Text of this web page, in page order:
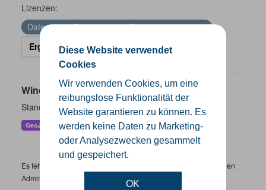
Diese Website verwendet
Cookies
Wir verwenden Cookies, um eine
reibungslose Funktionalität der
Website garantieren zu können. Es
werden keine Daten zu Marketing-
oder Analysezwecken gesammelt
und gespeichert.
OK
Lizenzen:
Datenlizenz Deutschland – Zero – Version 2.0
Ergebnisse filtern
Windenergieanlagen
Standorte der Windenergieanlagen im Kreis Gütersloh
GeoJSON KML SHP
Es fehlen spezifische Datensätze? Wenden Sie sich bitte an einen
Administrator unter:
support.gis@kreis-guetersloh.de